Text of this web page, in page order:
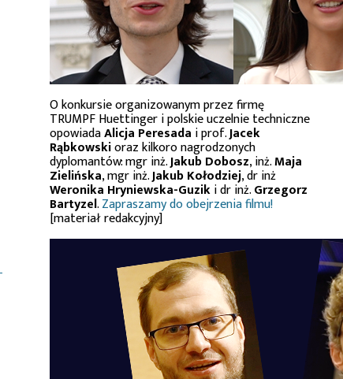
O konkursie organizowanym przez firmę
TRUMPF Huettinger i polskie uczelnie techniczne
opowiadaAlicja Peresada i prof.Jacek
Rąbkowskioraz kilkoro nagrodzonych
dyplomantów: mgr inż.Jakub Dobosz, inż.Maja
Zielińska, mgr inż.Jakub Kołodziej, dr inż
Weronika Hryniewska-Guziki dr inż.Grzegorz
Bartyzel.Zapraszamy do obejrzenia filmu!
[materiał redakcyjny]